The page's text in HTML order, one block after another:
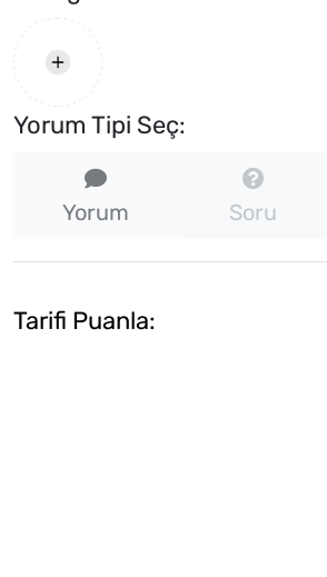
Yorum Tipi Seç:
Yorum Soru
Tarifi Puanla: